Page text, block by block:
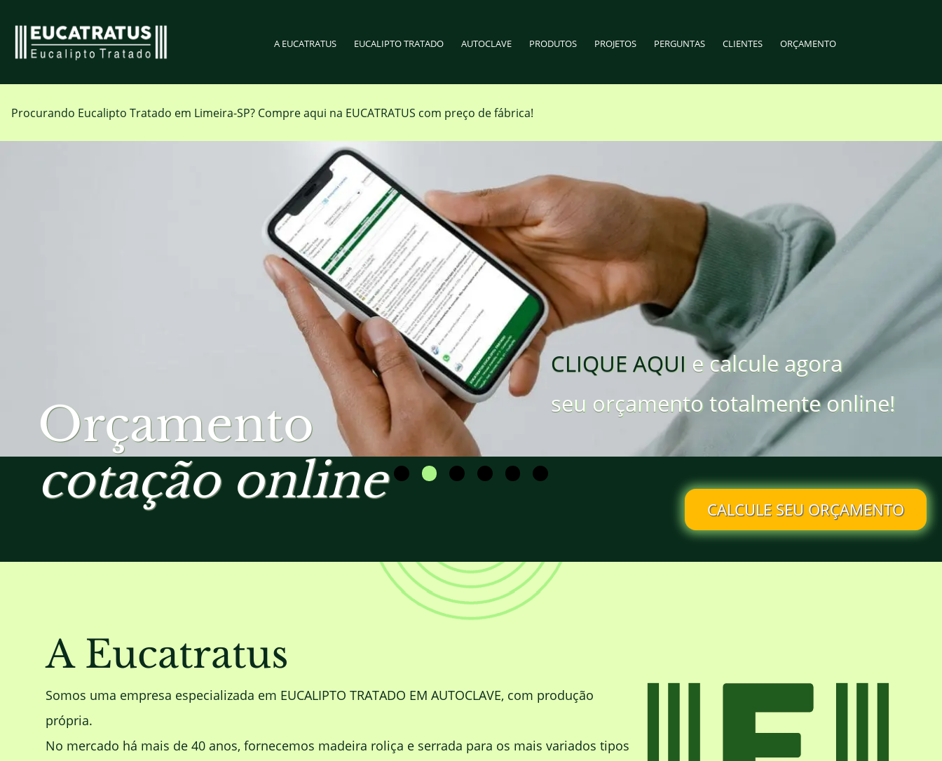
A EUCATRATUS EUCALIPTO TRATADO AUTOCLAVE PRODUTOS PROJETOS PERGUNTAS CLIENTES ORÇAMENTO
Procurando Eucalipto Tratado em Limeira-SP? Compre aqui na EUCATRATUS com preço de fábrica!
Orçamento
cotação online
CLIQUE AQUI e calcule agora
seu orçamento totalmente online!
CALCULE SEU ORÇAMENTO
A Eucatratus
Somos uma empresa especializada em EUCALIPTO TRATADO EM AUTOCLAVE, com produção
própria.
No mercado há mais de 40 anos, fornecemos madeira roliça e serrada para os mais variados tipos